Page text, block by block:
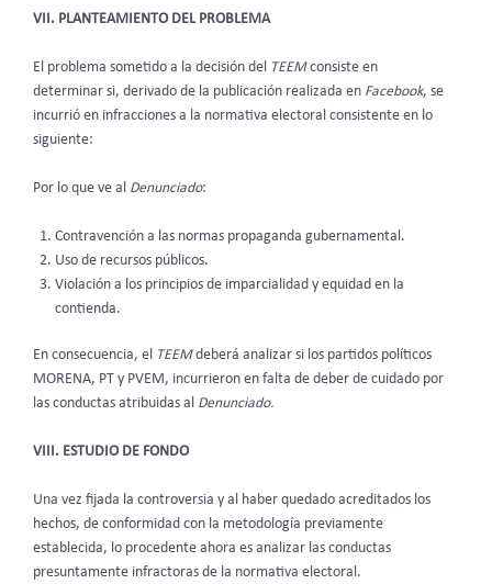
VII. PLANTEAMIENTO DEL PROBLEMA
El problema sometido a la decisión del TEEMconsiste en
determinar si, derivado de la publicación realizada en Facebook, se
incurrió en infracciones a la normativa electoral consistente en lo
siguiente:
Por lo que ve al Denunciado:
Contravención a las normas propaganda gubernamental.
Uso de recursos públicos.
Violación a los principios de imparcialidad y equidad en la
contienda.
En consecuencia, el TEEMdeberá analizar si los partidos políticos
MORENA, PT y PVEM, incurrieron en falta de deber de cuidado por
las conductas atribuidas al Denunciado.
VIII. ESTUDIO DE FONDO
Una vez fijada la controversia y al haber quedado acreditados los
hechos, de conformidad con la metodología previamente
establecida, lo procedente ahora es analizar las conductas
presuntamente infractoras de la normativa electoral.